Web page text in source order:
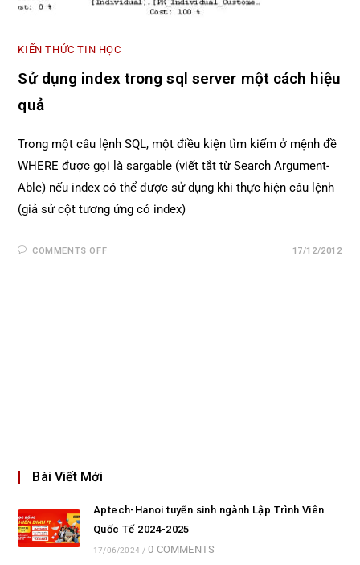
KIẾN THỨC TIN HỌC
Sử dụng index trong sql server một cách hiệu
quả
Trong một câu lệnh SQL, một điều kiện tìm kiếm ở mệnh đề
WHERE được gọi là sargable (viết tắt từ Search Argument-
Able) nếu index có thể được sử dụng khi thực hiện câu lệnh
(giả sử cột tương ứng có index)
COMMENTS OFF 17/12/2012
Bài Viết Mới
Aptech-Hanoi tuyển sinh ngành Lập Trình Viên
Quốc Tế 2024-2025
17/06/2024 / 0 COMMENTS